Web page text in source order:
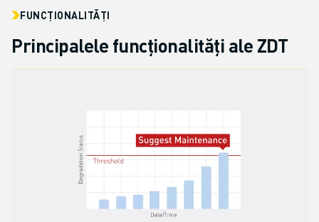
FUNCȚIONALITĂȚI
Principalele funcționalități ale ZDT